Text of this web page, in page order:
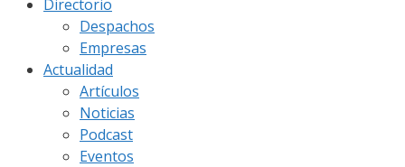
Directorio
Despachos
Empresas
Actualidad
Artículos
Noticias
Podcast
Eventos